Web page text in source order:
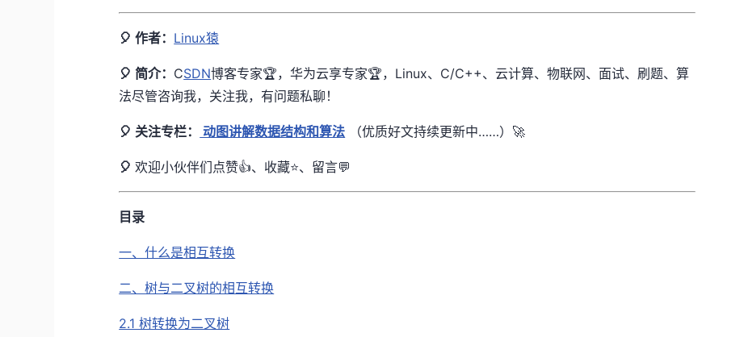
🎈 作者： Linux猿
🎈 简介： CSDN博客专家🏆，华为云享专家🏆，Linux、C/C++、云计算、物联网、面试、刷题、算
法尽管咨询我，关注我，有问题私聊！
🎈 关注专栏： 动图讲解数据结构和算法 （优质好文持续更新中……）🚀
🎈欢迎小伙伴们点赞👍、收藏⭐、留言💬
目录
一、什么是相互转换
二、树与二叉树的相互转换
2.1 树转换为二叉树